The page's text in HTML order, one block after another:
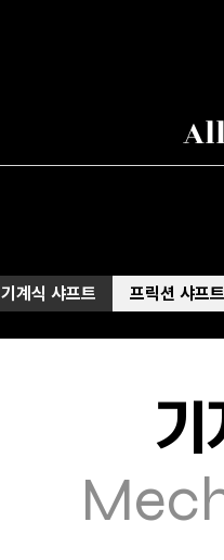
기계식 샤프트 프릭션 샤프트
기